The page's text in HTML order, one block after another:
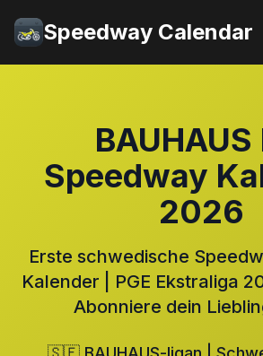
Speedway Calendar
BAUHAUS
Speedway
2026
Erste schwedische
Kalender | PGE Ekstraliga
Abonniere dein